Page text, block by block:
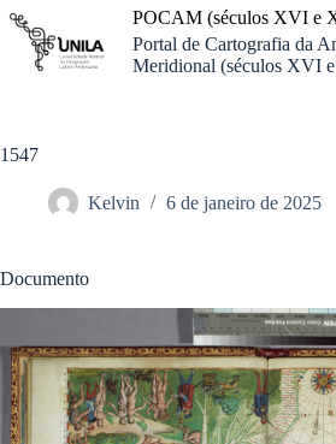
Pular
para
conteúdo
POCAM (séculos XVI e
Portal de Cartografia da
Meridional (séculos XVI
1547
Kelvin 6 de janeiro de 2025
Documento